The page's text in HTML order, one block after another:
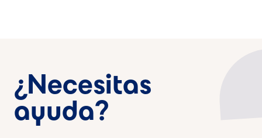
¿Necesitas
ayuda?